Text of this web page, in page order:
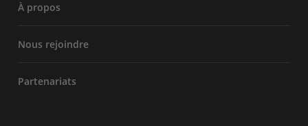
À propos
Nous rejoindre
Partenariats